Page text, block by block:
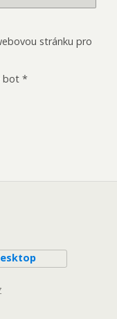
stránku pro
bot *